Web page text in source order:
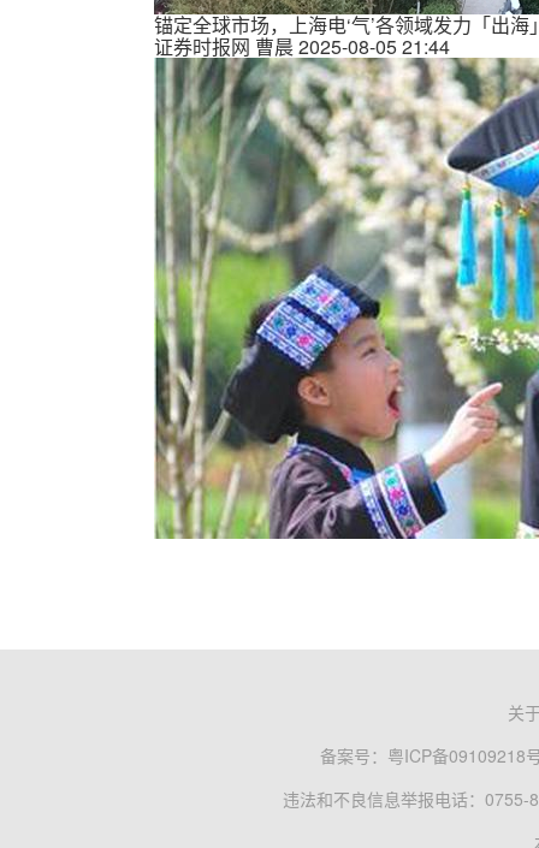
锚定全球市场，上海电‘气’各领域发力「出海
证券时报网 曹晨 2025-08-05 21:44
关
备案号： 粤ICP备09109218
违法和不良信息举报电话：0755-